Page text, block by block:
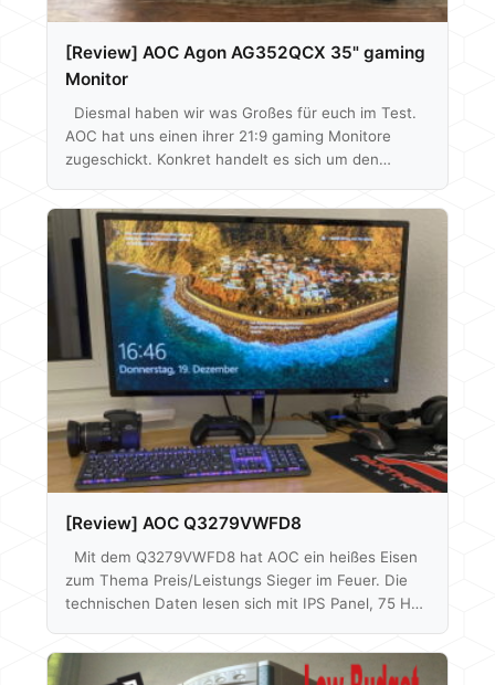
[Review] AOC Agon AG352QCX 35" gaming
Monitor
Diesmal haben wir was Großes für euch im Test.
AOC hat uns einen ihrer 21:9 gaming Monitore
zugeschickt. Konkret handelt es sich um den
was momentan technisch möglich ist, dabei geht
es um Merkmale wie die geringe Reaktionszeit, die
hohe Bildwiederholrate von 200 Hz, der Support
von AMDs FreeSync und der Fakt, dass das Display
gebogen ist. Wie sich das 35" Modell schlägt und
ob ihm die verhältnismäßig…
[Review] AOC Q3279VWFD8
Mit dem Q3279VWFD8 hat AOC ein heißes Eisen
zum Thema Preis/Leistungs Sieger im Feuer. Die
technischen Daten lesen sich mit IPS Panel, 75 Hz,
gut. Alles in einem Paket zusammengeschnürt zu
einem Preis von aktuell um die 180€ laut Geizhals.